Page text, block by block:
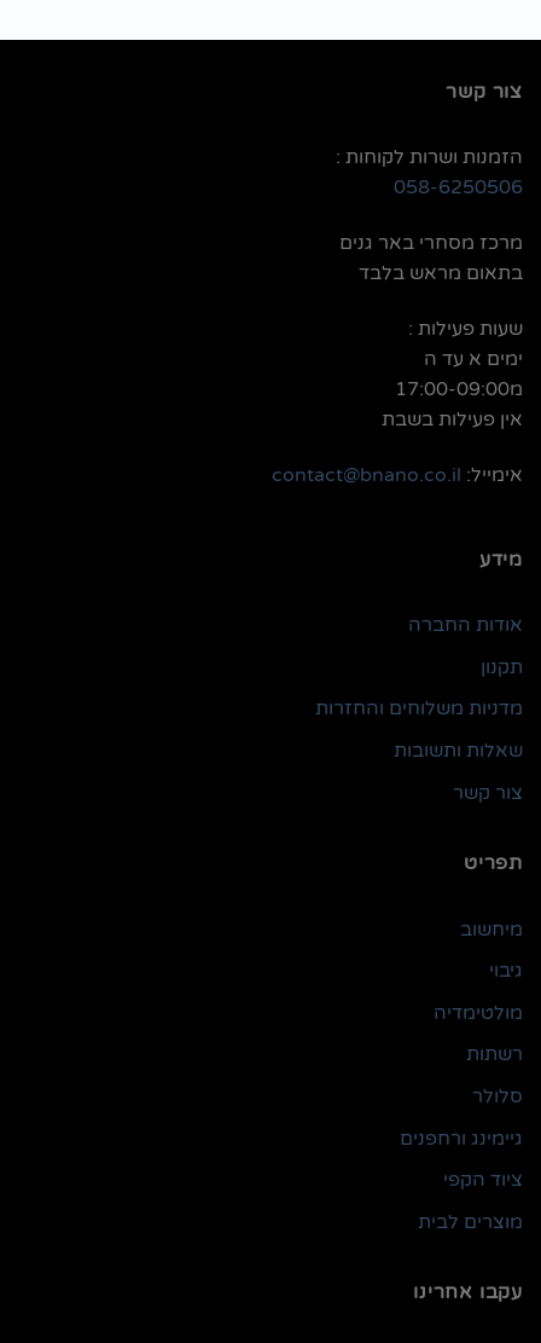
צור קשר
הזמנות ושרות לקוחות :
058-6250506
מרכז מסחרי באר גנים
בתאום מראש בלבד
שעות פעילות :
ימים א עד ה
מ17:00-09:00
אין פעילות בשבת
אימייל: contact@bnano.co.il
מידע
אודות החברה
תקנון
מדניות משלוחים והחזרות
שאלות ותשובות
צור קשר
תפריט
מיחשוב
גיבוי
מולטימדיה
רשתות
סלולר
גיימינג ורחפנים
ציוד הקפי
מוצרים לבית
עקבו אחרינו